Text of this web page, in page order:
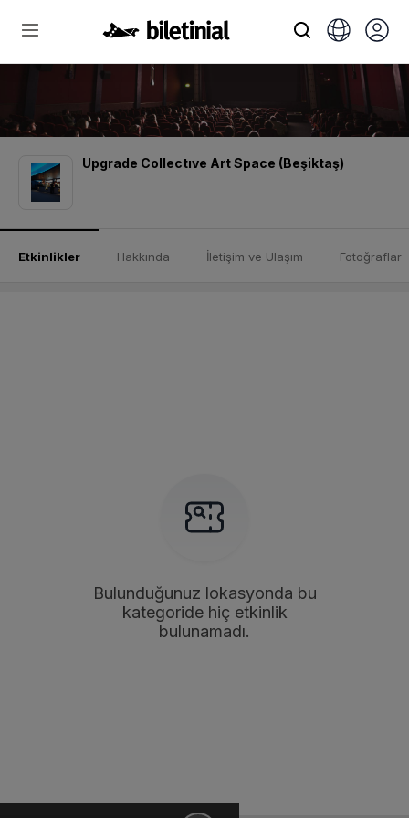
Upgrade Collectıve Art Space (Beşiktaş)
Etkinlikler Hakkında İletişim ve Ulaşım Fotoğraflar
Bulunduğunuz lokasyonda bu
kategoride hiç etkinlik
bulunamadı.